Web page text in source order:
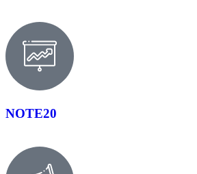
NOTE20